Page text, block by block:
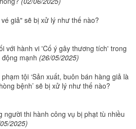
giả" sẽ bị xử lý như thế nào?
với hành vi 'Cố ý gây thương tích' trong
mạnh (26/05/2025)
tội ‘Sản xuất, buôn bán hàng giả là
bệnh’ sẽ bị xử lý như thế nào?
người thi hành công vụ bị phạt tù nhiều
2025)